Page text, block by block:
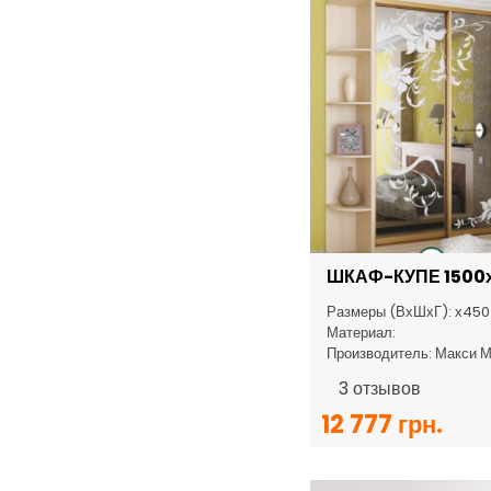
ШКАФ-КУПЕ
Размеры (ВхШхГ):
Материал:
Производитель: Макси
3 отзывов
12 777 грн.